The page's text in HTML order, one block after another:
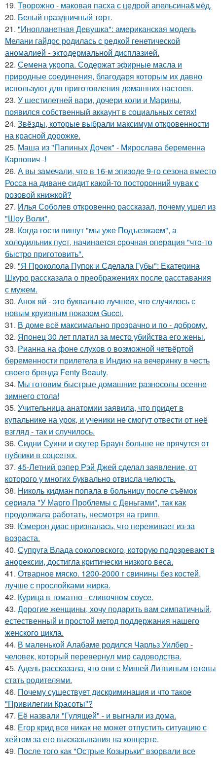
19. Творожно - маковая пасха с цедрой апельсина&мёд.
20. Белый праздничный торт.
21. "Инопланетная Девушка": американская модель
Мелани гайдос родилась с редкой генетической
аномалией - эктодермальной дисплазией.
22. Семена укропа. Содержат эфирные масла и
природные соединения, благодаря которым их давно
используют для приготовления домашних настоев.
23. У шестилетней вари, дочери коли и Марины,
появился собственный аккаунт в социальных сетях!
24. Звёзды, которые выбрали максимум откровенности
на красной дорожке.
25. Маша из "Папиных Дочек" - Мирослава беременна
Карпович -!
26. А вы замечали, что в 16-м эпизоде 9-го сезона вместо
Росса на диване сидит какой-то посторонний чувак с
розовой книжкой?
27. Илья Соболев откровенно рассказал, почему ушел из
"Шоу Воли".
28. Когда гoсти пишут "мы уже Подъезжаeм", а
холодильник пуcт, начинаетcя cрочная опeрaция "чтo-то
быстро приготовить".
29. "Я Проколола Пупок и Сделала Губы": Екатерина
Шкуро рассказала о преображениях после расставания
с мужем.
30. Анок яй - это буквально лучшее, что случилось с
новым круизным показом Gucci.
31. В доме всё максимально прозрачно и по - доброму.
32. Японец 30 лет платил за место убийства его жены.
33. Рианна на фоне слухов о возможной четвёртой
беременности прилетела в Индию на вечеринку в честь
своего бренда Fenty Beauty.
34. Мы готовим быстрые домашние разносолы осенне
зимнего стола!
35. Учительница анатомии заявила, что придет в
купальнике на урок, и ученики не смогут отвести от неё
взгляд - так и случилось.
36. Сидни Суини и скутер Браун больше не прячутся от
публики в соцсетях.
37. 45-Летний рэпер Рэй Джей сделал заявление, от
которого у многих буквально отвисла челюсть.
38. Николь кидман попала в больницу после съёмок
сериала "У Марго Проблемы с Деньгами", так как
продолжала работать, несмотря на грипп.
39. Кэмерон диас призналась, что переживает из-за
возраста.
40. Супруга Влада соколовского, которую подозревают в
анорексии, достигла критически низкого веса.
41. Отварное мяско. 1200-2000 г свинины без костей,
лучше с прослойками жирка.
42. Курица в томатно - сливочном соусе.
43. Дорогие женщины, хочу подарить вам симпатичный,
естественный и простой метод поддержания нашего
женского цикла.
44. В маленькой Алабаме родился Чарльз Уилбер -
человек, который перевернул мир садоводства.
45. Адель рассказала, что они с Мишей Литвиным готовы
стать родителями.
46. Почему существует дискриминация и что такое
"Привилегии Красоты"?
47. Её назвали "Гулящей" - и выгнали из дома.
48. Егор крид все никак не может отпустить ситуацию с
хейтом за его высказывания на концерте.
49. После того как "Острые Козырьки" взорвали все